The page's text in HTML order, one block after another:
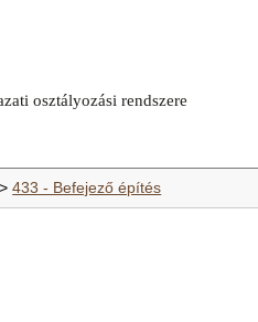
433 - Befejező építés